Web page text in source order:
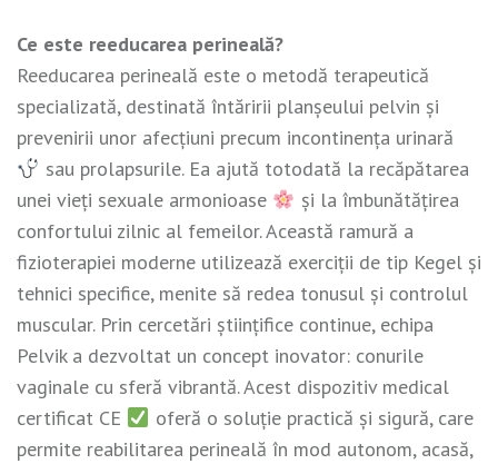
Ce este reeducarea perineală?
Reeducarea perineală este o metodă terapeutică
specializată, destinată întăririi planșeului pelvin și
prevenirii unor afecțiuni precum incontinența urinară
sau prolapsurile. Ea ajută totodată la recăpătarea
unei vieți sexuale armonioase
și la îmbunătățirea
confortului zilnic al femeilor. Această ramură a
fizioterapiei moderne utilizează exerciții de tip Kegel și
tehnici specifice, menite să redea tonusul și controlul
muscular. Prin cercetări științifice continue, echipa
Pelvik a dezvoltat un concept inovator: conurile
vaginale cu sferă vibrantă. Acest dispozitiv medical
certificat CE
oferă o soluție practică și sigură, care
permite reabilitarea perineală în mod autonom, acasă,